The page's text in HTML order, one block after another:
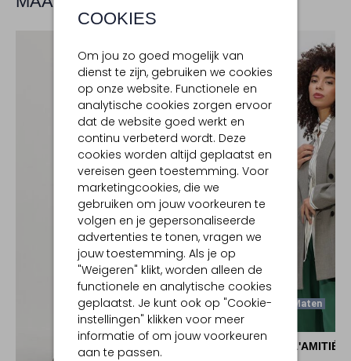
COOKIES
Om jou zo goed mogelijk van
dienst te zijn, gebruiken we cookies
op onze website. Functionele en
analytische cookies zorgen ervoor
dat de website goed werkt en
continu verbeterd wordt. Deze
cookies worden altijd geplaatst en
vereisen geen toestemming. Voor
marketingcookies, die we
gebruiken om jouw voorkeuren te
volgen en je gepersonaliseerde
advertenties te tonen, vragen we
jouw toestemming. Als je op
"Weigeren" klikt, worden alleen de
functionele en analytische cookies
geplaatst. Je kunt ook op "Cookie-
instellingen" klikken voor meer
informatie of om jouw voorkeuren
aan te passen.
Laatste Maten
HAUTE L'AMITIÉ